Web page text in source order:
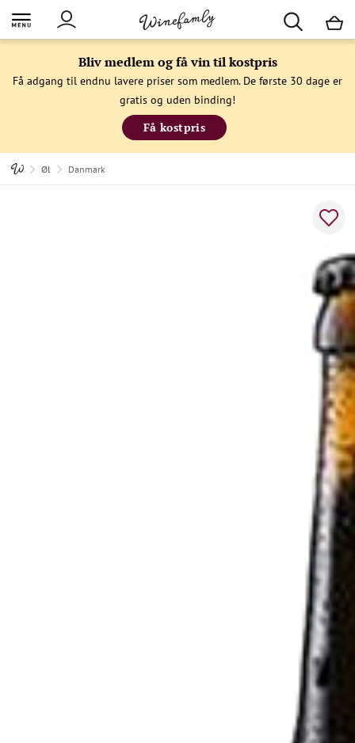
Bliv medlem og få vin til kostpris
Få adgang til endnu lavere priser som medlem. De første 30 dage er
gratis og uden binding!
Få kostpris
Øl Danmark